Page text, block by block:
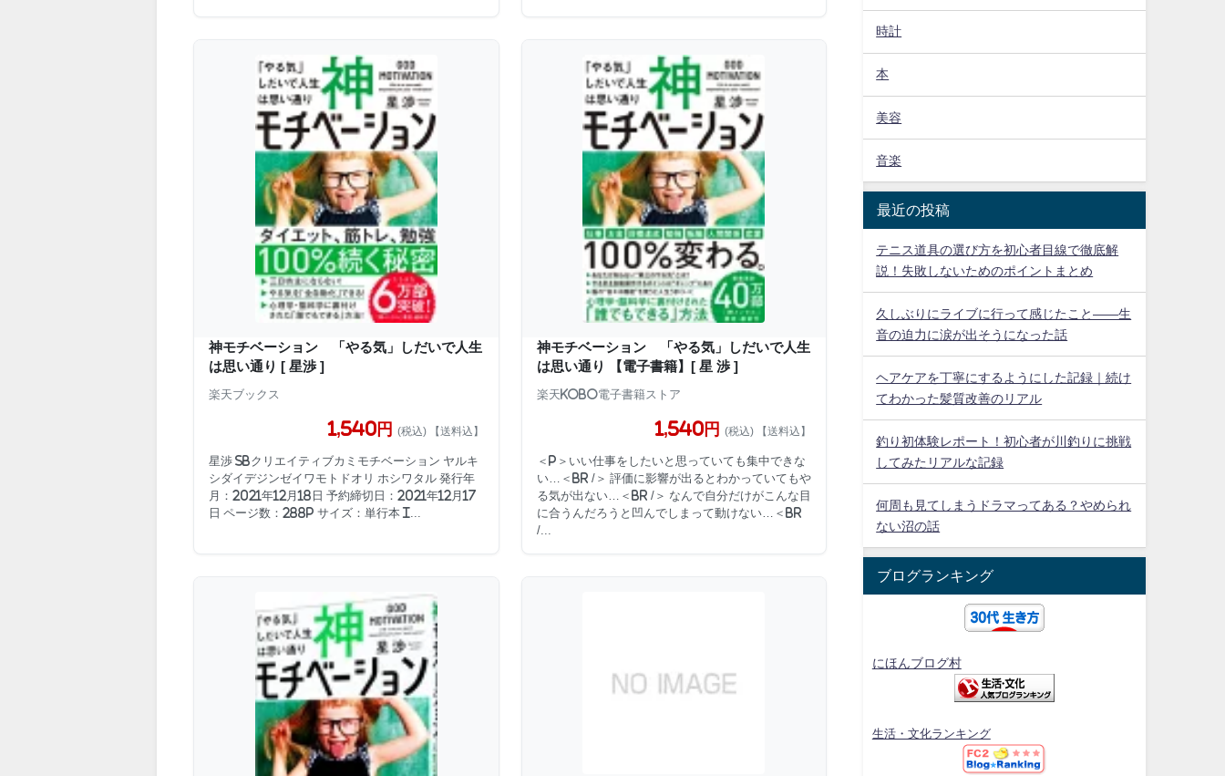
神モチベーション 「やる気」しだいで人生
は思い通り [ 星渉 ]
楽天ブックス
1,540円 (税込) 【送料込】
星渉 SBクリエイティブカミモチベーション ヤルキ
シダイデジンゼイワモトドオリ ホシワタル 発行年
月：2021年12月18日 予約締切日：2021年12月17
日 ページ数：288p サイズ：単行本 I...
神モチベーション 「やる気」しだいで人生
は思い通り 【電子書籍】[ 星 渉 ]
楽天Kobo電子書籍ストア
1,540円 (税込) 【送料込】
＜p＞いい仕事をしたいと思っていても集中できな
い…＜br /＞ 評価に影響が出るとわかっていてもや
る気が出ない…＜br /＞ なんで自分だけがこんな目
に合うんだろうと凹んでしまって動けない…＜br
/...
時計
本
美容
音楽
最近の投稿
テニス道具の選び方を初心者目線で徹底解
説！失敗しないためのポイントまとめ
久しぶりにライブに行って感じたこと——生
音の迫力に涙が出そうになった話
ヘアケアを丁寧にするようにした記録｜続け
てわかった髪質改善のリアル
釣り初体験レポート！初心者が川釣りに挑戦
してみたリアルな記録
何周も見てしまうドラマってある？やめられ
ない沼の話
ブログランキング
にほんブログ村
生活・文化ランキング